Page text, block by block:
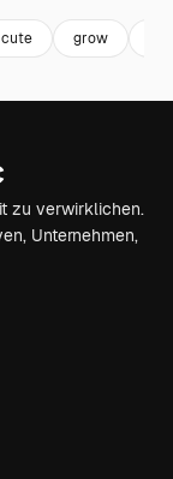
cute grow
zu verwirklichen.
Unternehmen,